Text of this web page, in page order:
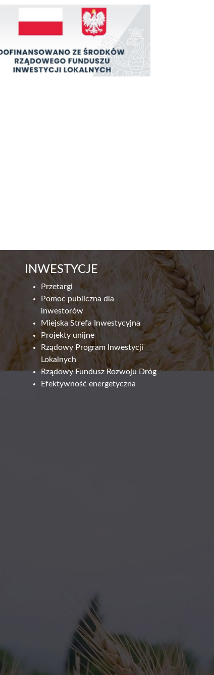
INWESTYCJE
Przetargi
Pomoc publiczna dla
inwestorów
Miejska Strefa Inwestycyjna
Projekty unijne
Rządowy Program Inwestycji
Lokalnych
Rządowy Fundusz Rozwoju Dróg
Efektywność energetyczna